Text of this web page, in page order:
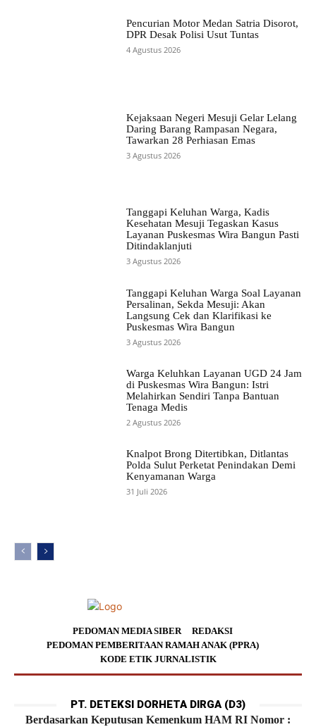
Pencurian Motor Medan Satria Disorot,
DPR Desak Polisi Usut Tuntas
4 Agustus 2026
Kejaksaan Negeri Mesuji Gelar Lelang
Daring Barang Rampasan Negara,
Tawarkan 28 Perhiasan Emas
3 Agustus 2026
Tanggapi Keluhan Warga, Kadis
Kesehatan Mesuji Tegaskan Kasus
Layanan Puskesmas Wira Bangun Pasti
Ditindaklanjuti
3 Agustus 2026
Tanggapi Keluhan Warga Soal Layanan
Persalinan, Sekda Mesuji: Akan
Langsung Cek dan Klarifikasi ke
Puskesmas Wira Bangun
3 Agustus 2026
Warga Keluhkan Layanan UGD 24 Jam
di Puskesmas Wira Bangun: Istri
Melahirkan Sendiri Tanpa Bantuan
Tenaga Medis
2 Agustus 2026
Knalpot Brong Ditertibkan, Ditlantas
Polda Sulut Perketat Penindakan Demi
Kenyamanan Warga
31 Juli 2026
PEDOMAN MEDIA SIBER
REDAKSI
PEDOMAN PEMBERITAAN RAMAH ANAK (PPRA)
KODE ETIK JURNALISTIK
PT. DETEKSI DORHETA DIRGA (D3)
Berdasarkan Keputusan Kemenkum HAM RI Nomor :